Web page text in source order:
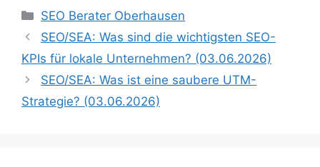
Kategorien
SEO Berater Oberhausen
SEO/SEA: Was sind die wichtigsten SEO-
KPIs für lokale Unternehmen? (03.06.2026)
SEO/SEA: Was ist eine saubere UTM-
Strategie? (03.06.2026)